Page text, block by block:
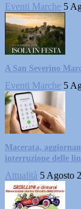
Eventi Marche 5
A San Severino
Eventi Marche 5
Macerata,
interruzione delle
Attualità 5 Agosto